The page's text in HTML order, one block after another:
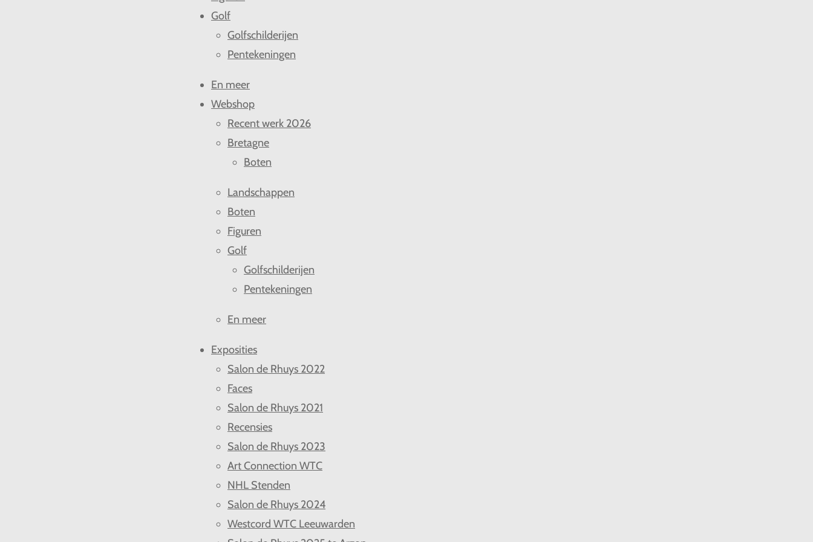
Golf
Golfschilderijen
Pentekeningen
En meer
Webshop
Recent werk 2026
Bretagne
Boten
Landschappen
Boten
Figuren
Golf
Golfschilderijen
Pentekeningen
En meer
Exposities
Salon de Rhuys 2022
Faces
Salon de Rhuys 2021
Recensies
Salon de Rhuys 2023
Art Connection WTC
NHL Stenden
Salon de Rhuys 2024
Westcord WTC Leeuwarden